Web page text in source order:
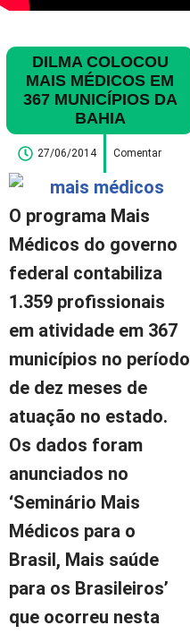
DILMA COLOCOU
MAIS MÉDICOS EM
367 MUNICÍPIOS DA
BAHIA
27/06/2014 Comentar
O programa Mais
Médicos do governo
federal contabiliza
1.359 profissionais
em atividade em 367
municípios no período
de dez meses de
atuação no estado.
Os dados foram
anunciados no
‘Seminário Mais
Médicos para o
Brasil, Mais saúde
para os Brasileiros’
que ocorreu nesta